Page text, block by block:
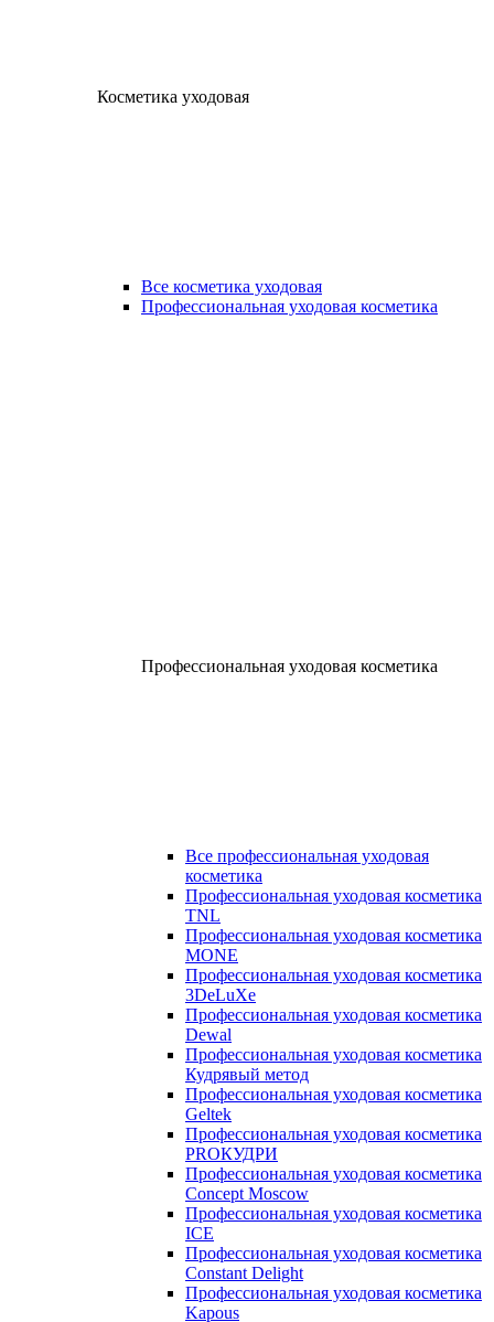
Косметика уходовая
Все косметика уходовая
Профессиональная уходовая косметика
Профессиональная уходовая косметика
Все профессиональная уходовая
косметика
Профессиональная уходовая косметика
TNL
Профессиональная уходовая косметика
MONE
Профессиональная уходовая косметика
3DeLuXe
Профессиональная уходовая косметика
Dewal
Профессиональная уходовая косметика
Кудрявый метод
Профессиональная уходовая косметика
Geltek
Профессиональная уходовая косметика
PROКУДРИ
Профессиональная уходовая косметика
Concept Moscow
Профессиональная уходовая косметика
ICE
Профессиональная уходовая косметика
Constant Delight
Профессиональная уходовая косметика
Kapous